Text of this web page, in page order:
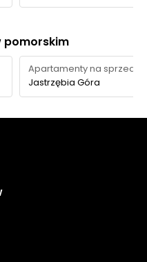
pomorskim
Apartamenty na sprzedaż
Jastrzębia Góra